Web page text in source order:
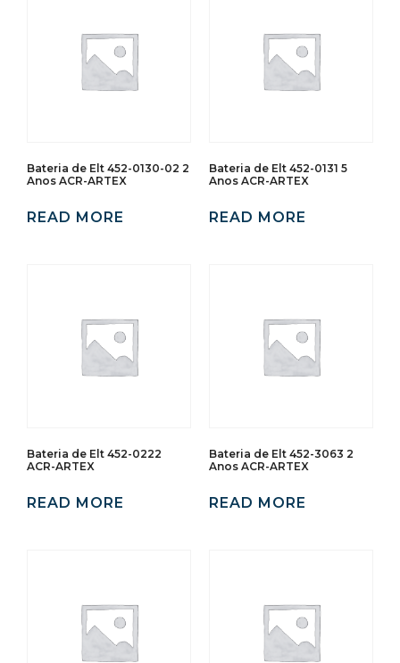
Bateria de Elt 452-0130-02 2
Anos ACR-ARTEX
READ MORE
Bateria de Elt 452-0131 5
Anos ACR-ARTEX
READ MORE
Bateria de Elt 452-0222
ACR-ARTEX
READ MORE
Bateria de Elt 452-3063 2
Anos ACR-ARTEX
READ MORE